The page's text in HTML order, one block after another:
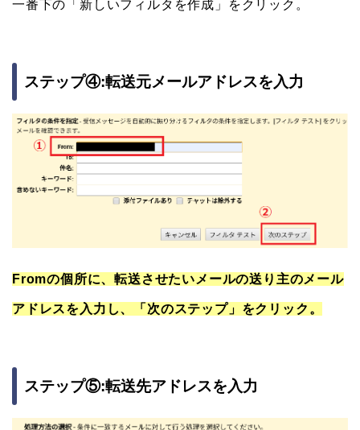
一番下の「新しいフィルタを作成」をクリック。
ステップ④:転送元メールアドレスを入力
Fromの個所に、転送させたいメールの送り主のメール
アドレスを入力し、「次のステップ」をクリック。
ステップ⑤:転送先アドレスを入力